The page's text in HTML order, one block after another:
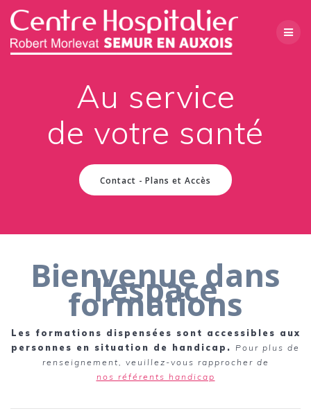
Passer
au
contenu
Au service
de votre santé
Contact - Plans et Accès
Bienvenue dans
l’espace
formations
Les formations dispensées sont accessibles aux
personnes en situation de handicap. Pour plus de
renseignement, veuillez-vous rapprocher de
nos référents handicap